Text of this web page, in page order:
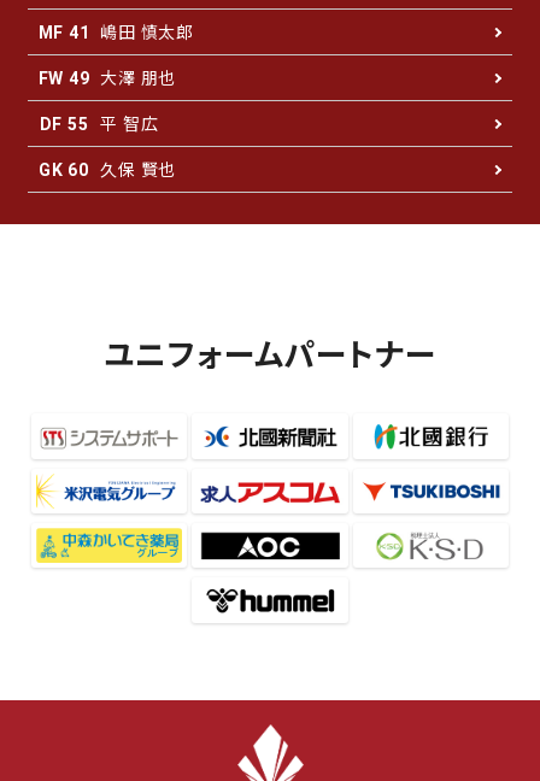
MF 41 嶋田 慎太郎
FW 49 大澤 朋也
DF 55 平 智広
GK 60 久保 賢也
ユニフォームパートナー